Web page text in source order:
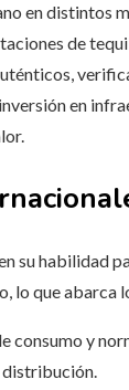
en distintos
de
en
su habilidad
lo que abarca
consumo y
distribución.